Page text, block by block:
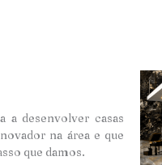
a desenvolver casas
na área e que
que damos.